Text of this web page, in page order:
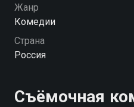
Молодёжь нашего
огоньком. «ДаЕшь
смотрите онлайн в
Жанр
Комедии
Страна
Россия
Съёмочная